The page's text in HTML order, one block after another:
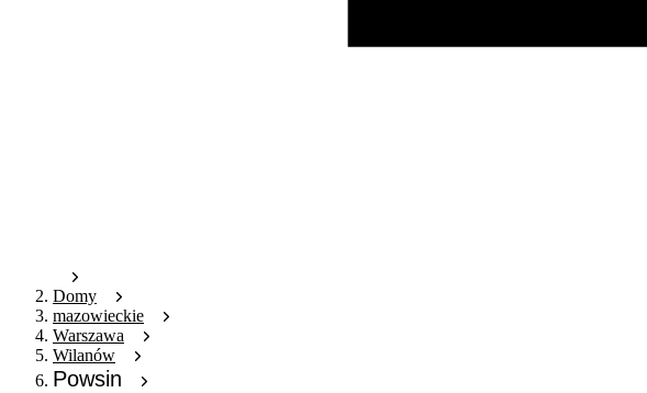
Domy
mazowieckie
Warszawa
Wilanów
Powsin